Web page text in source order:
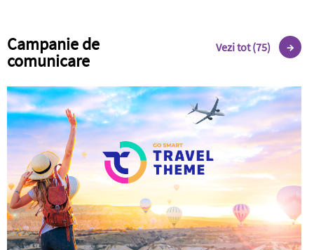
Campanie de
comunicare
Vezi tot (75)